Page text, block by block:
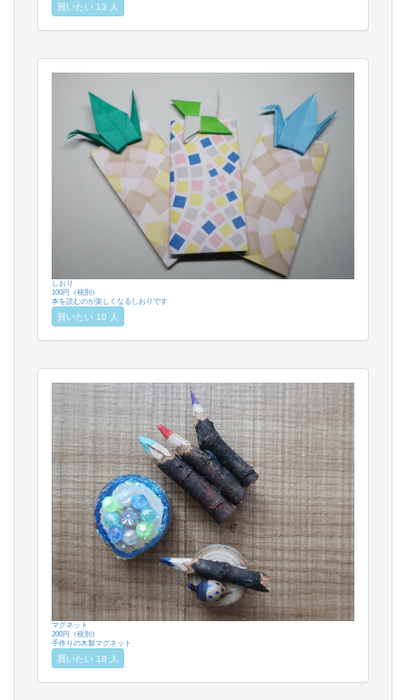
買いたい 13 人
しおり
100円（税別）
本を読むのが楽しくなるしおりです
買いたい 10 人
マグネット
200円（税別）
手作りの木製マグネット
買いたい 18 人